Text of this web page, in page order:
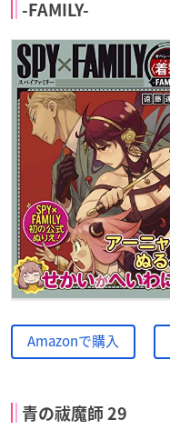
-FAMILY-
Amazonで購入
青の祓魔師 29